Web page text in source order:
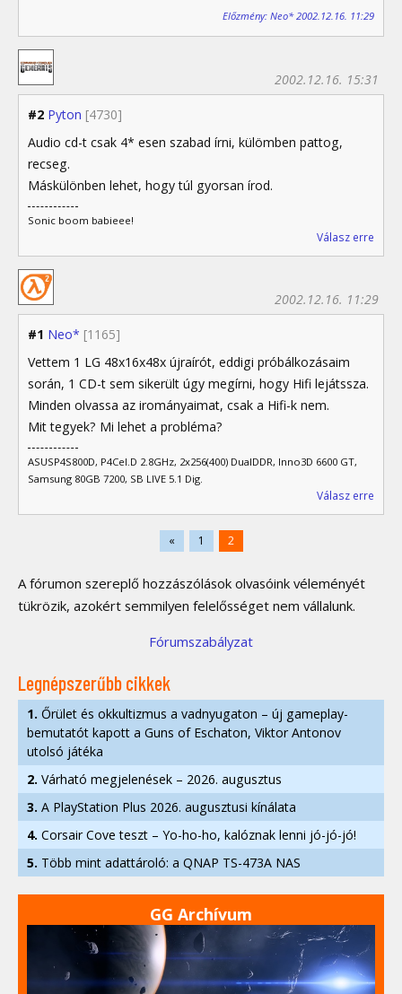
Előzmény: Neo* 2002.12.16. 11:29
#2 Pyton [4730]
2002.12.16. 15:31
Audio cd-t csak 4* esen szabad írni, külömben pattog,
recseg.
Máskülönben lehet, hogy túl gyorsan írod.
Sonic boom babieee!
Válasz erre
#1 Neo* [1165]
2002.12.16. 11:29
Vettem 1 LG 48x16x48x újraírót, eddigi próbálkozásaim
során, 1 CD-t sem sikerült úgy megírni, hogy Hifi lejátssza.
Minden olvassa az irományaimat, csak a Hifi-k nem.
Mit tegyek? Mi lehet a probléma?
ASUSP4S800D, P4Cel.D 2.8GHz, 2x256(400) DualDDR, Inno3D 6600 GT,
Samsung 80GB 7200, SB LIVE 5.1 Dig.
Válasz erre
« 1 2
A fórumon szereplő hozzászólások olvasóink véleményét
tükrözik, azokért semmilyen felelősséget nem vállalunk.
Fórumszabályzat
Legnépszerűbb cikkek
1. Őrület és okkultizmus a vadnyugaton – új gameplay-
bemutatót kapott a Guns of Eschaton, Viktor Antonov
utolsó játéka
2. Várható megjelenések – 2026. augusztus
3. A PlayStation Plus 2026. augusztusi kínálata
4. Corsair Cove teszt – Yo-ho-ho, kalóznak lenni jó-jó-jó!
5. Több mint adattároló: a QNAP TS-473A NAS
GG Archívum